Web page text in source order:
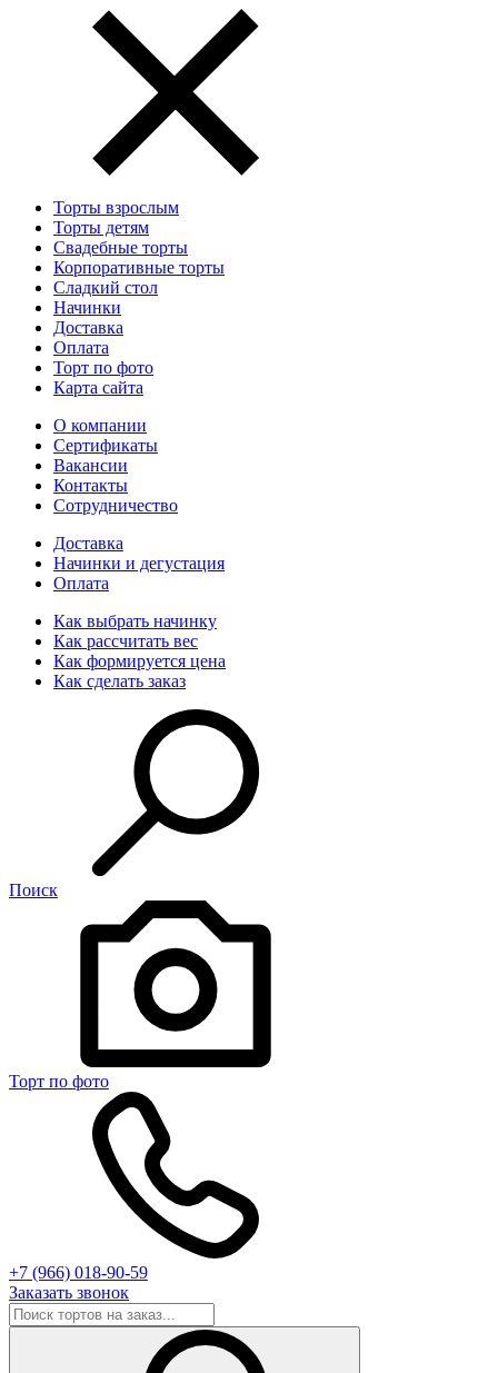
Торты взрослым
Торты детям
Свадебные торты
Корпоративные торты
Сладкий стол
Начинки
Доставка
Оплата
Торт по фото
Карта сайта
О компании
Сертификаты
Вакансии
Контакты
Сотрудничество
Доставка
Начинки и дегустация
Оплата
Как выбрать начинку
Как рассчитать вес
Как формируется цена
Как сделать заказ
Поиск
Торт по фото
+7 (966) 018-90-59
Заказать звонок